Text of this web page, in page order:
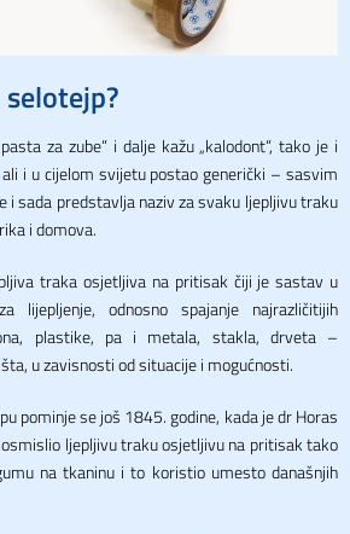
za zube“ i dalje kažu „kalodont“, tako je i
ali i u cijelom svijetu postao generički – sasvim
i sada predstavlja naziv za svaku ljepljivu traku
i domova.
traka osjetljiva na pritisak čiji je sastav u
lijepljenje, odnosno spajanje najrazličitijih
plastike, pa i metala, stakla, drveta –
u zavisnosti od situacije i mogućnosti.
pominje se još 1845. godine, kada je dr Horas
osmislio ljepljivu traku osjetljivu na pritisak tako
na tkaninu i to koristio umesto današnjih